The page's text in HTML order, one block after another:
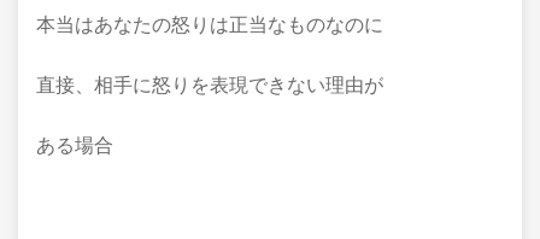
本当はあなたの怒りは正当なものなのに
直接、相手に怒りを表現できない理由が
ある場合